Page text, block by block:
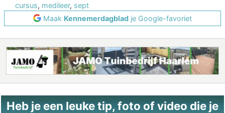
cursus, medileer, sept
Maak Kennemerdagblad je Google-favoriet
Heb je een leuke tip, foto of video die je